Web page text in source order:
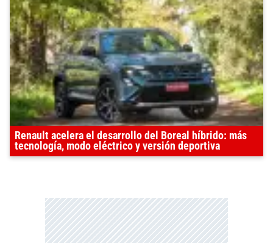
Renault acelera el desarrollo del Boreal híbrido: más
tecnología, modo eléctrico y versión deportiva